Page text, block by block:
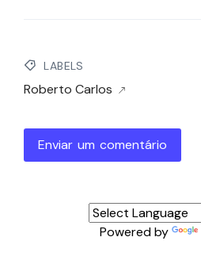
LABELS
Roberto Carlos
Enviar um comentário
Powered by